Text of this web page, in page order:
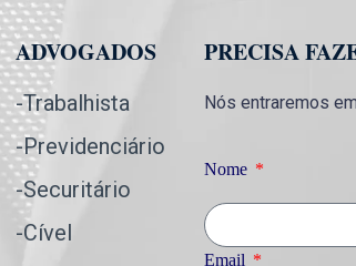
ADVOGADOS
-Trabalhista
-Previdenciário
-Securitário
-Cível
PRECISA
Nós entraremos
Nome
Email